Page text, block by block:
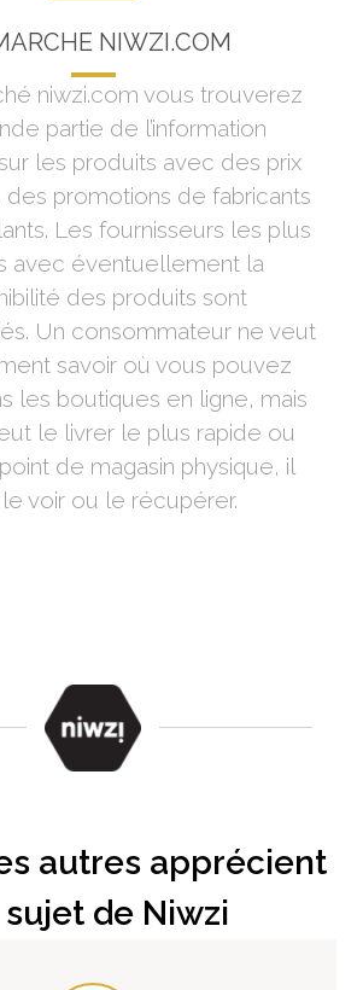
NIWZI.COM
niwzi.com vous trouverez
partie de l’information
les produits avec des prix
promotions de fabricants
Les fournisseurs les plus
avec éventuellement la
des produits sont
Un consommateur ne veut
savoir où vous pouvez
les boutiques en ligne, mais
le livrer le plus rapide ou
de magasin physique, il
voir ou le récupérer.
autres apprécient
sujet de Niwzi